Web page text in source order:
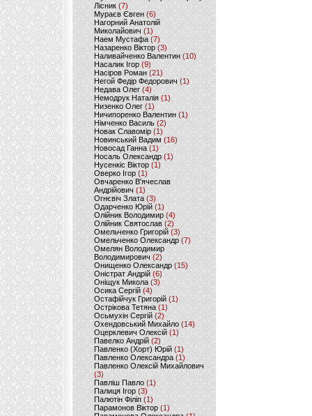
Лісник (7)
Мураєв Євген(6)
Нагорний Анатолій
Миколайович (1)
Наем Мустафа (7)
Назаренко Віктор (3)
Наливайченко Валентин (10)
Насалик Ігор(9)
Насіров Роман (21)
Негой Федір Федорович(1)
Недава Олег(4)
Немодрук Наталія(1)
Низенко Олег (1)
Ничипоренко Валентин (1)
Німченко Василь (2)
Новак Славомір (1)
Новинський Вадим (16)
Новосад Ганна (1)
Носаль Олександр (1)
Нусенкіс Віктор (1)
Оверко Ігор (1)
Овчаренко В'ячеслав
Андрійович(1)
Огнєвіч Злата (3)
Одарченко Юрій(1)
Олійник Володимир (4)
Олійник Святослав (2)
Омельченко Григорій (3)
Омельченко Олександр(7)
Омелян Володимир
Володимирович (2)
Онищенко Олександр (15)
Оністрат Андрій (6)
Оніщук Микола (3)
Осика Сергій(4)
Остафійчук Григорій(1)
Острікова Тетяна (1)
Осьмухін Сергій (2)
Охендовський Михайло (14)
Оцерклевич Олексій (1)
Павелко Андрій (2)
Павленко (Хорт) Юрій (1)
Павленко Олександра (1)
Павленко Олексій Михайлович
(3)
Павліш Павло(1)
Палиця Ігор (3)
Палютін Філіп(1)
Парамонов Віктор (1)